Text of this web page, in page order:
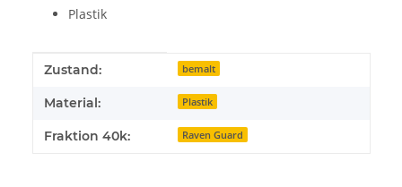
Plastik
Produkteigenschaft
Wert
Zustand: bemalt
Material: Plastik
Fraktion 40k: Raven Guard